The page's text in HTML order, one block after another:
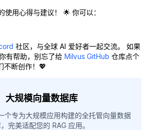
使用心得与建议！ 🌟 你可以：
社区，与全球 AI 爱好者一起交流。 如果
有帮助，别忘了给 Milvus GitHub 仓库点个
不断创作！💖
大规模向量数据库
个专为大规模应用构建的全托管向量数据
完美适配您的 RAG 应用。